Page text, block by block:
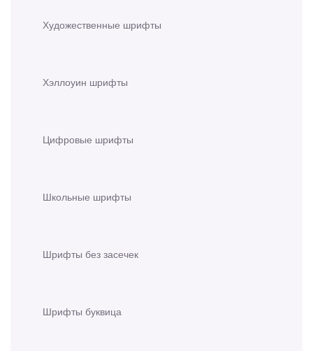
Художественные шрифты
Хэллоуин шрифты
Цифровые шрифты
Школьные шрифты
Шрифты без засечек
Шрифты буквица